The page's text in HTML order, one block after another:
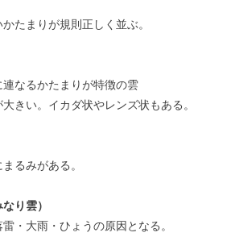
たまりが規則正しく並ぶ。
なるかたまりが特徴の雲
きい。イカダ状やレンズ状もある。
るみがある。
り雲）
・大雨・ひょうの原因となる。